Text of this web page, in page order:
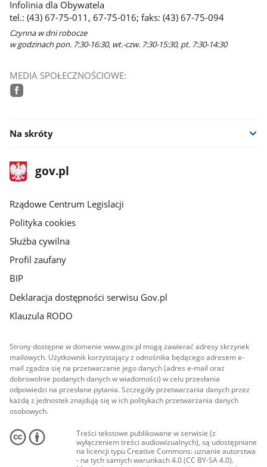
Infolinia dla Obywatela
tel.: (43) 67-75-011, 67-75-016; faks: (43) 67-75-094
Czynna w dni robocze
w godzinach pon. 7:30-16:30, wt.-czw. 7:30-15:30, pt. 7:30-14:30
MEDIA SPOŁECZNOŚCIOWE:
Na skróty
stopka
gov.plStrona
gov.pl
Rządowe Centrum Legislacji
Polityka cookies
Służba cywilna
Profil zaufany
BIP
Deklaracja dostępności serwisu Gov.pl
Klauzula RODO
Strony dostępne w domenie www.gov.pl mogą zawierać adresy skrzynek
mailowych. Użytkownik korzystający z odnośnika będącego adresem e-
mail zgadza się na przetwarzanie jego danych (adres e-mail oraz
dobrowolnie podanych danych w wiadomości) w celu przesłania
odpowiedzi na przesłane pytania. Szczegóły przetwarzania danych przez
każdą z jednostek znajdują się w ich politykach przetwarzania danych
osobowych.
Treści tekstowe publikowane w serwisie (z
wyłączeniem treści audiowizualnych), są udostępniane
na licencji typu Creative Commons: uznanie autorstwa
- na tych samych warunkach 4.0 (CC BY-SA 4.0).